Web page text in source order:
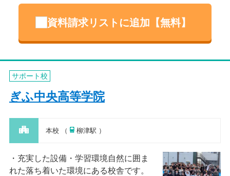
資料請求リストに追加【無料】
サポート校
ぎふ中央高等学院
本校 （ 柳津駅 ）
充実した設備・学習環境自然に囲ま
れた落ち着いた環境にある校舎です。